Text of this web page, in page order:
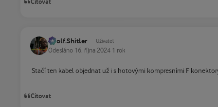
Citovat
Adolf.Shitler Uživatel
Odesláno 16. října 2024 1 rok
Stačí ten kabel objednat už i s hotovými kompresními F
Citovat